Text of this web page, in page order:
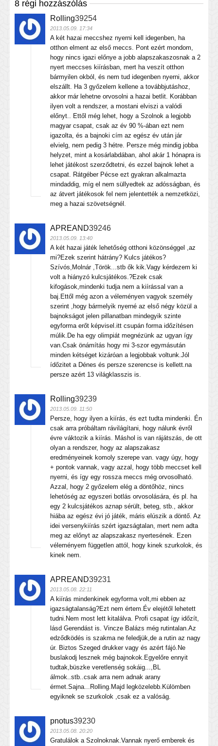
8 régi hozzászólás
Rolling39254
2013.05.09. 17:34
A két hazai meccshez nyerni kell idegenben, ha
otthon elment az első meccs. Pont ezért mondom,
hogy nincs igazi előnye a jobb alapszakaszosnak a 2
nyert meccses kiírásban, mert ha veszít otthon
bármyilen okból, és nem tud idegenben nyerni, akkor
elszállt. Ha 3 győzelem kellene a továbbjutáshoz,
akkor már lehetne orvosolni a hazai betlit. Korábban
ilyen volt a rendszer, a mostani elviszi a valódi
előnyt.. Ettől még lehet, hogy a Szolnok a legjobb
magyar csapat, csak az év 90 %-ában ezt nem
igazolta, és a bajnoki cím az egész év után jár
elvielg, nem pedig 3 hétre. Persze még mindig jobba
helyzet, mint a kosárlabdában, ahol akár 1 hónapra is
lehet játékost szerződtetni, és ezzel bajnok lehet a
csapat. Rátgéber Pécse ezt gyakran alkalmazta
mindaddig, míg el nem süllyedtek az adósságban, és
az átvert játékosok fel nem jelentették a nemzetközi,
meg a hazai szövetségnél.
APREAND39246
2013.05.09. 13:40
A két hazai játék lehetőség otthoni közönséggel ,az
mi?Ezek szerint hátrány? Kulcs játékos?
Szívós,Molnár ,Török...stb ők kik.Vagy kérdezem ki
volt a hiányzó kulcsjátékos.?Ezek csak
kifogások,mindenki tudja nem a kiírással van a
baj.Ettől még azon a véleményen vagyok személy
szerint ,hogy bármelyik nyerné az első négy közül a
bajnokságot jelen pillanatban mindegyik szinte
egyforma erőt képvisel.itt csupán forma időzítésen
múlik.De ha egy olimpiát megnézünk az ugyan így
van.Csak önámítás hogy mi 3-szor egymásután
minden kétséget kizáróan a legjobbak voltunk.Jól
ídőzitet a Dénes és persze szerencse is kellett.na
persze azért 13 világklasszis is.
Rolling39239
2013.05.09. 11:50
Persze, hogy ilyen a kiírás, és ezt tudta mindenki. Én
csak arra próbáltam rávilágítani, hogy nálunk évről
évre váktozik a kiírás. Máshol is van rájátszás, de ott
olyan a rendszer, hogy az alapszakasz
eredményeinek komoly szerepe van. vagy úgy, hogy
+ pontok vannak, vagy azzal, hogy több meccset kell
nyerni, és így egy rossza meccs még orvosolható.
Azzal, hogy 2 győzelem elég a döntőhöz, nincs
lehetóség az egyszeri botlás orvosolására, és pl. ha
egy 2 kulcsjátékos aznap sérült, beteg, stb., akkor
hiába az egész évi jó játék, máris elúszik a döntő. Az
idei versenykiírás szért igazságtalan, mert nem adta
meg az előnyt az alapszakasz nyertesének. Ezen
véleményem független attól, hogy kinek szurkolok, és
kinek nem.
APREAND39231
2013.05.08. 22:11
A kiírás mindenkinek egyforma volt,mi ebben az
igazságtalanság?Ezt nem értem.Év elejétől lehetett
tudni.Nem most lett kitalálva. Profi csapat így időzít,
lásd Gerendást is. Vincze Balázs még rutintalan.Az
edződködés is szakma ne feledjük,de a rutin az nagy
úr. Biztos Szeged drukker vagy és azért fájó.Ne
buslakodj lesznek még bajnokok.Egyelőre ennyit
tudtak,büszke veretlenség sokáig...,BL
álmok..stb..csak arra nem adnak arany
érmet.Sajna...Rolling.Majd legközelebb.Külömben
egyiknek se szurkolok ,csak ez a valóság.
pnotus39230
2013.05.08. 20:20
Gratulálok a Szolnoknak.Vannak nyerő emberek és